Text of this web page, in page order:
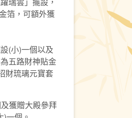
箔，可額外獲
(小)一個以及
五路財神貼金
財琉璃元寶套
獲贈大殿參拜